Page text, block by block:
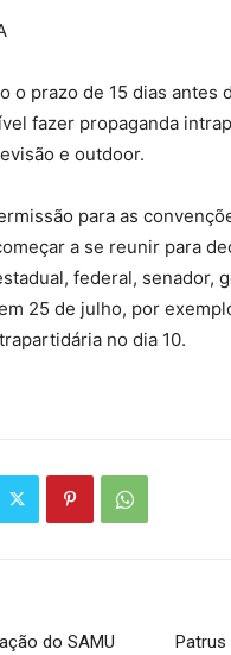
o prazo de 15 dias antes
fazer propaganda
e outdoor.
para as
a se reunir para
federal, senador,
25 de julho, por
no dia 10.
do SAMU